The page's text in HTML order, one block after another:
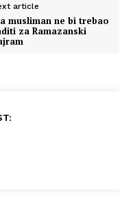
article
musliman ne bi trebao
za Ramazanski